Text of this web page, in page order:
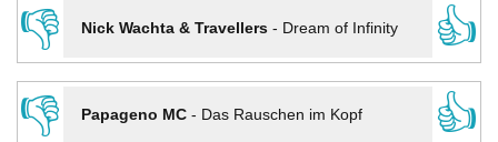
👎
Nick Wachta & Travellers- Dream of Infinity
👍
👎
Papageno MC- Das Rauschen im Kopf
👍